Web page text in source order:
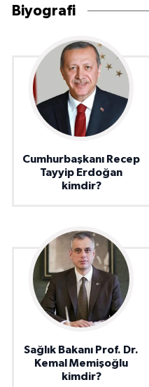
Biyografi
Cumhurbaşkanı Recep
Tayyip Erdoğan
kimdir?
Sağlık Bakanı Prof. Dr.
Kemal Memişoğlu
kimdir?